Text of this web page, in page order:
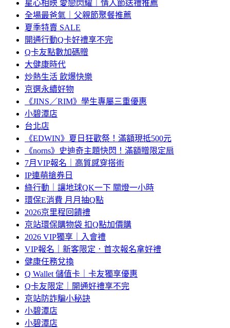
星心相映 愛戀閃耀｜情人節送禮推薦
全場最爸氣｜父親節聚餐推薦
夏季特賣 SALE
開通行動Q卡好禮享不完
Q卡友點數加碼贈
大健康時代
炒熱生活 飲爆快樂
京選永續好物
《JINS／RIM》學生專屬三重優惠
小碧潭店
台北店
《EDWIN》夏日狂歡祭！滿額現抵500元
《norns》史迪奇主題快閃！滿額贈限定扇
7月VIP報名｜高質感穿搭術
IP連萌搶券日
綠行動｜讓地球QK一下 關燈一小時
環保E消費 月月抽Q點
2026京里程回饋禮
京站環保購物袋 扣Q點加價購
2026 VIP獨享｜入會禮
VIP報名｜新客限定．首次報名拿好禮
健康任務兌換
Q Wallet 儲值卡｜卡友獨享優惠
Q卡友限定｜開通好禮享不完
京站防詐騙小秘訣
小碧潭店
小碧潭店